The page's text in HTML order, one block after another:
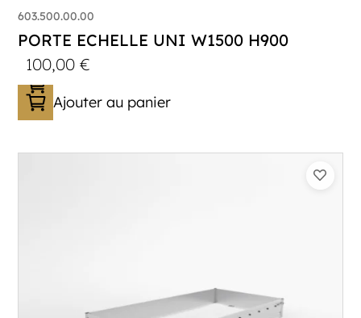
603.500.00.00
PORTE ECHELLE UNI W1500 H900
100,00€
Ajouter au panier